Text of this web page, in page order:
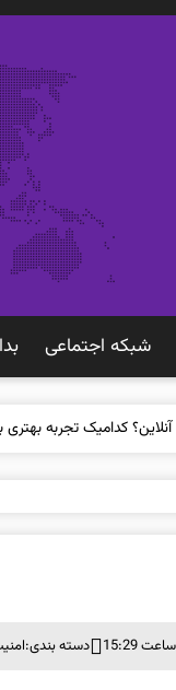
شبكه اجتماعی
دسته بندی: